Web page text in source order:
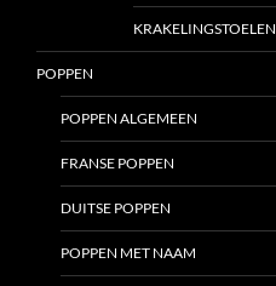
KRAKELINGSTOELEN
POPPEN
POPPEN ALGEMEEN
FRANSE POPPEN
DUITSE POPPEN
POPPEN MET NAAM